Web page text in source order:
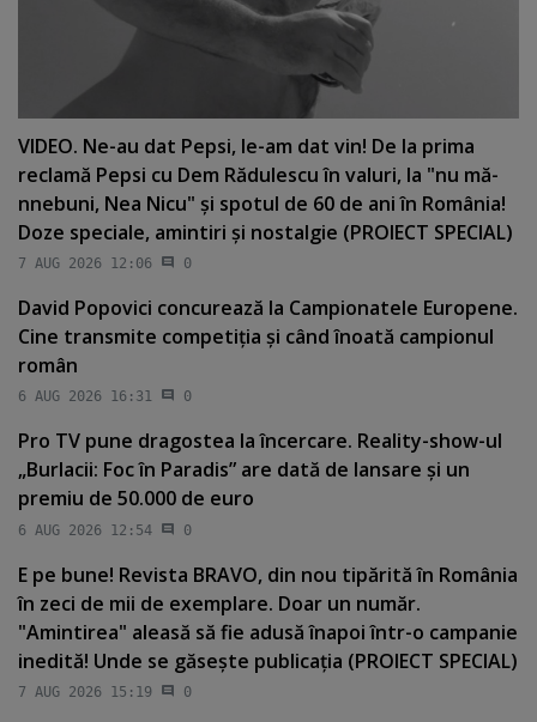
VIDEO. Ne-au dat Pepsi, le-am dat vin! De la prima
reclamă Pepsi cu Dem Rădulescu în valuri, la "nu mă-
nnebuni, Nea Nicu" şi spotul de 60 de ani în România!
Doze speciale, amintiri şi nostalgie (PROIECT SPECIAL)
7 AUG 2026 12:06 0
David Popovici concurează la Campionatele Europene.
Cine transmite competiţia şi când înoată campionul
român
6 AUG 2026 16:31 0
Pro TV pune dragostea la încercare. Reality-show-ul
„Burlacii: Foc în Paradis” are dată de lansare şi un
premiu de 50.000 de euro
6 AUG 2026 12:54 0
E pe bune! Revista BRAVO, din nou tipărită în România
în zeci de mii de exemplare. Doar un număr.
"Amintirea" aleasă să fie adusă înapoi într-o campanie
inedită! Unde se găseşte publicaţia (PROIECT SPECIAL)
7 AUG 2026 15:19 0